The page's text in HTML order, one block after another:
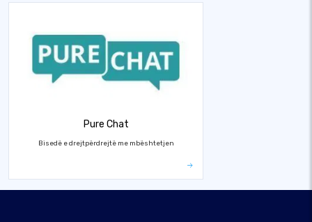
Pure Chat
Bisedë e drejtpërdrejtë me mbështetjen